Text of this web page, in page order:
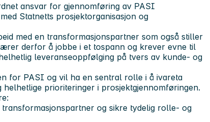
ansvar for gjennomføring av PASI
Statnetts prosjektorganisasjon og
med en transformasjonspartner som også stiller
derfor å jobbe i et tospann og krever evne til
leveranseoppfølging på tvers av kunde- og
for PASI og vil ha en sentral rolle i å ivareta
prioriteringer i prosjektgjennomføringen.
og sikre tydelig rolle- og